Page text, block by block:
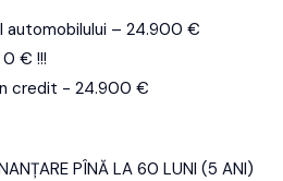
automobilului – 24.900 €
0 € !!!
credit - 24.900 €
PÎNĂ LA 60 LUNI (5 ANI)